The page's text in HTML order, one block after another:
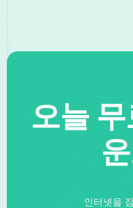
오늘
인터넷을